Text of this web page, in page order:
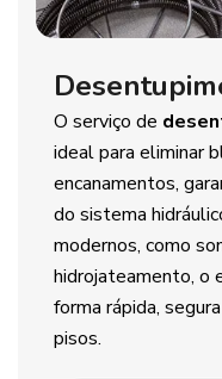
O serviço de
ideal para eliminar
encanamentos,
do sistema
modernos, como
hidrojateamento, o
forma rápida,
pisos.